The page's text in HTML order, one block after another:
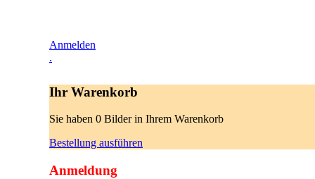
Anmelden
.
Ihr Warenkorb
Sie haben 0 Bilder in Ihrem Warenkorb
Bestellung ausführen
Anmeldung